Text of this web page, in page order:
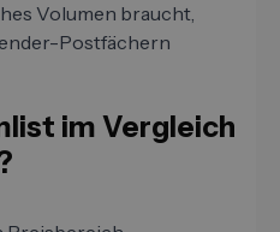
Volumen braucht,
Postfächern
im Vergleich